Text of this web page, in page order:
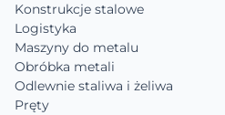
Konstrukcje stalowe
Logistyka
Maszyny do metalu
Obróbka metali
Odlewnie staliwa i żeliwa
Pręty